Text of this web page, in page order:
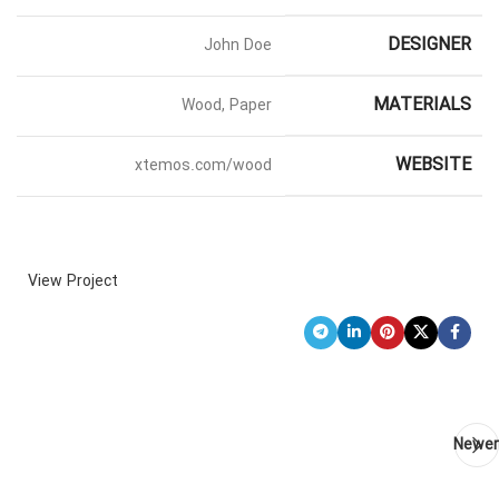
DESIGNER
John Doe
MATERIALS
Wood, Paper
WEBSITE
xtemos.com/wood
View Project
Newer